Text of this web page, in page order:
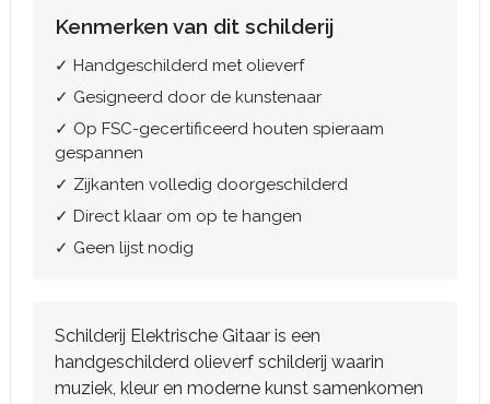
Kenmerken van dit schilderij
✓ Handgeschilderd met olieverf
✓ Gesigneerd door de kunstenaar
✓ Op FSC-gecertificeerd houten spieraam
gespannen
✓ Zijkanten volledig doorgeschilderd
✓ Direct klaar om op te hangen
✓ Geen lijst nodig
Schilderij Elektrische Gitaar is een
handgeschilderd olieverf schilderij waarin
muziek, kleur en moderne kunst samenkomen